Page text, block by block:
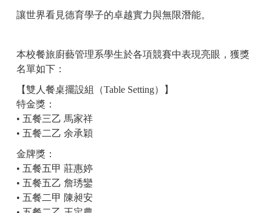
讓世界看見德育學子的卓越實力與無限潛能。
本校餐旅廚藝管理系學生於各項競賽中表現亮眼，獲獎
名單如下：
【雙人餐桌擺設組（Table Setting）】
特金獎：
• 五餐三乙 馬家祥
• 五餐二乙 余承穎
金牌獎：
• 五餐五甲 莊惠婷
• 五餐五乙 詹琇鑾
• 五餐二甲 陳昶安